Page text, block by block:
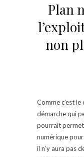
Plan
non
Comme c’est le
démarche qui
pourrait
numérique
il n’y aura pas